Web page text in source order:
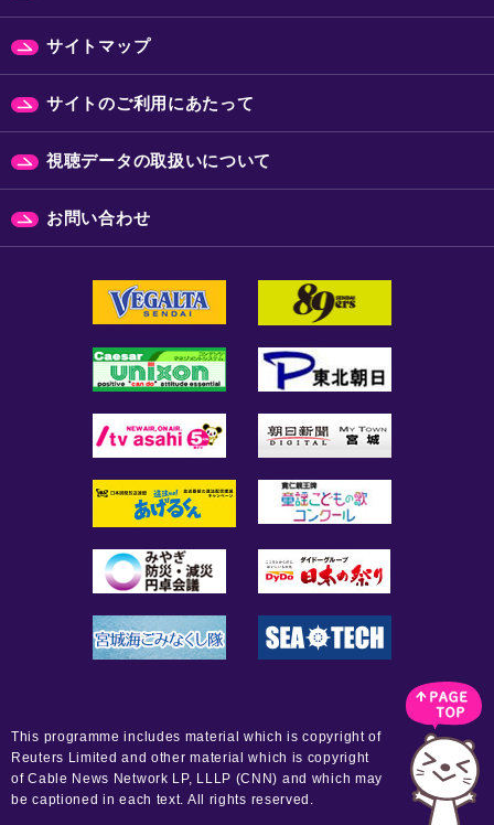
サイトマップ
サイトのご利用にあたって
視聴データの取扱いについて
お問い合わせ
This programme includes material which is copyright of
Reuters Limited and other material which is copyright
of Cable News Network LP, LLLP (CNN) and which may
be captioned in each text. All rights reserved.